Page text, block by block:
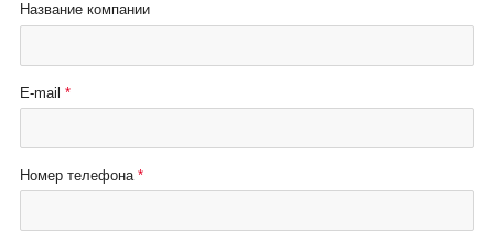
Название компании
E-mail
Номер телефона